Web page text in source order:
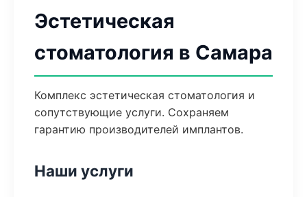
Эстетическая
стоматология в Самара
Комплекс эстетическая стоматология и
сопутствующие услуги. Сохраняем
гарантию производителей имплантов.
Наши услуги